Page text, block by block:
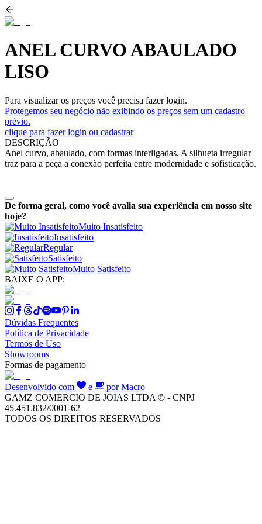
ANEL CURVO ABAULADO
LISO
Para visualizar os preços você precisa fazer login.
Protegemos seu negócio não exibindo os preços sem um cadastro
prévio.
clique para fazer login ou cadastrar
DESCRIÇÃO
Anel curvo, abaulado, com formas interligadas. A silhueta irregular
traz para a peça a conexão perfeita entre modernidade e sofisticação.
De forma geral, como você avalia sua experiência em nosso site
hoje?
Muito Insatisfeito
Insatisfeito
Regular
Satisfeito
Muito Satisfeito
BAIXE O APP:
Dúvidas Frequentes
Política de Privacidade
Termos de Uso
Showrooms
Formas de pagamento
Desenvolvido com e
por Macro
GAMZ COMERCIO DE JOIAS LTDA © - CNPJ
45.451.832/0001-62
TODOS OS DIREITOS RESERVADOS